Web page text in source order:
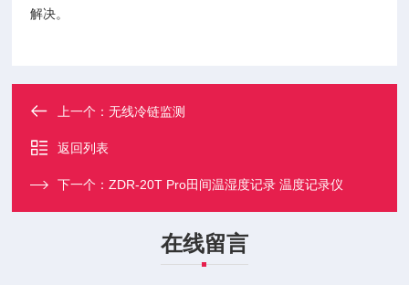
解决。
上一个：无线冷链监测
返回列表
下一个：ZDR-20T Pro田间温湿度记录 温度记录仪
在线留言